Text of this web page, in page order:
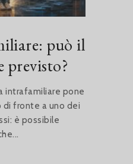
può il
previsto?
intrafamiliare pone
di fronte a uno dei
è possibile